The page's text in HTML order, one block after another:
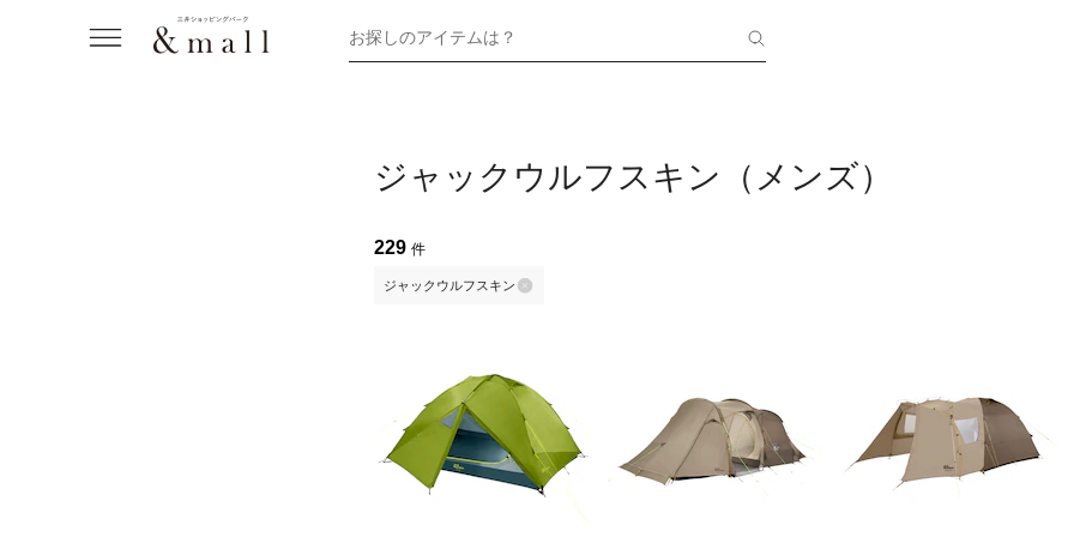
お探しのアイテムは？
ジャックウルフスキン（メンズ）
229 件
ジャックウルフスキン